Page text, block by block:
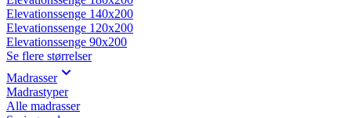
Elevationssenge 140x200
Elevationssenge 120x200
Elevationssenge 90x200
Se flere størrelser
Madrasser
Madrastyper
Alle madrasser